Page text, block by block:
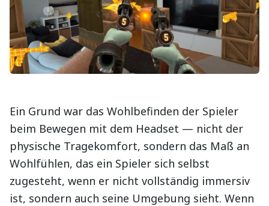
Ein Grund war das Wohlbefinden der Spieler
beim Bewegen mit dem Headset — nicht der
physische Tragekomfort, sondern das Maß an
Wohlfühlen, das ein Spieler sich selbst
zugesteht, wenn er nicht vollständig immersiv
ist, sondern auch seine Umgebung sieht. Wenn